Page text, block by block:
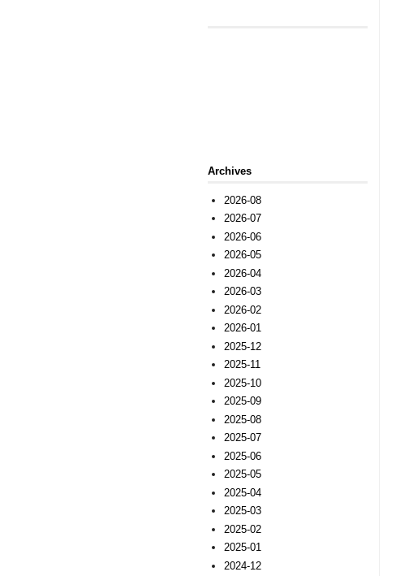
Archives
2026-08
2026-07
2026-06
2026-05
2026-04
2026-03
2026-02
2026-01
2025-12
2025-11
2025-10
2025-09
2025-08
2025-07
2025-06
2025-05
2025-04
2025-03
2025-02
2025-01
2024-12